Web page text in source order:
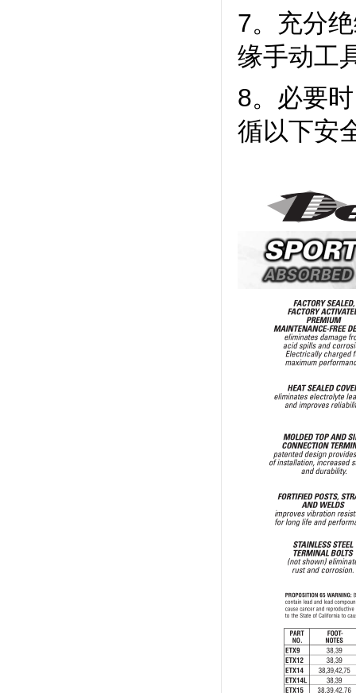
7。充分
缘手动工
8。必要
循以下安